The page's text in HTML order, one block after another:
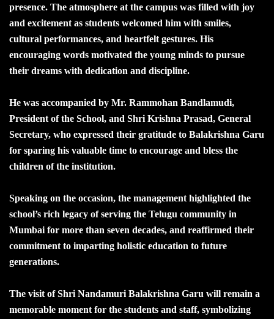
presence. The atmosphere at the campus was filled with joy
and excitement as students welcomed him with smiles,
cultural performances, and heartfelt gestures. His
encouraging words motivated the young minds to pursue
their dreams with dedication and discipline.
He was accompanied by Mr. Rammohan Bandlamudi,
President of the School, and Shri Krishna Prasad, General
Secretary, who expressed their gratitude to Balakrishna Garu
for sparing his valuable time to encourage and bless the
children of the institution.
Speaking on the occasion, the management highlighted the
school’s rich legacy of serving the Telugu community in
Mumbai for more than seven decades, and reaffirmed their
commitment to imparting holistic education to future
generations.
The visit of Shri Nandamuri Balakrishna Garu will remain a
memorable moment for the students and staff, symbolizing